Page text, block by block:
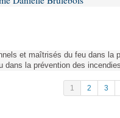
et maîtrisés du feu dans la
dans la prévention des
1 2 3